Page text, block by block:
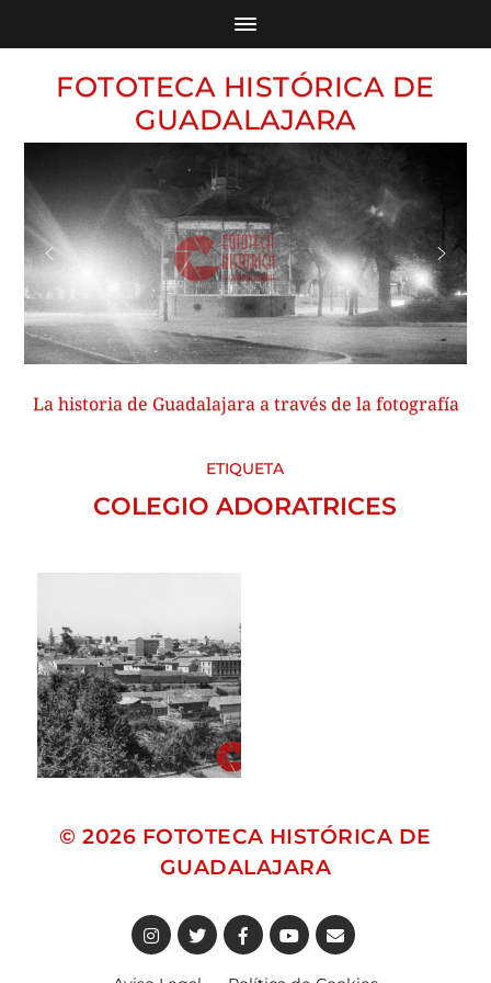
FOTOTECA HISTÓRICA DE
GUADALAJARA
La historia de Guadalajara a través de la fotografía
ETIQUETA
COLEGIO ADORATRICES
© 2026 FOTOTECA HISTÓRICA DE
GUADALAJARA